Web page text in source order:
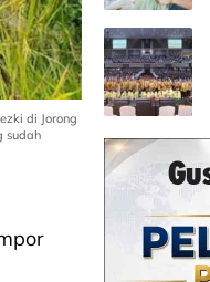
di Jorong
sudah